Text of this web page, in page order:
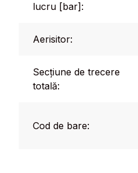
lucru [bar]:
Aerisitor:
Secțiune de trecere
totală:
Cod de bare: